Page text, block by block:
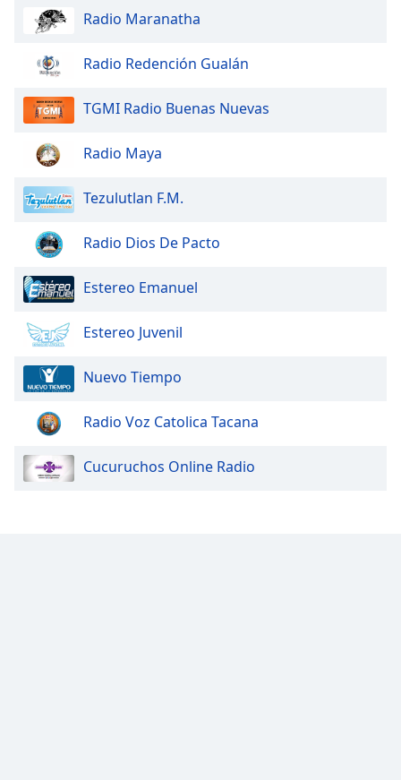
window.
Escape
cancel
window.
Text
Background
Opacity
Radio Maranatha
Radio Redención Gualán
TGMI Radio Buenas Nuevas
Radio Maya
Tezulutlan F.M.
Radio Dios De Pacto
Estereo Emanuel
Estereo Juvenil
Nuevo Tiempo
Radio Voz Catolica Tacana
Cucuruchos Online Radio